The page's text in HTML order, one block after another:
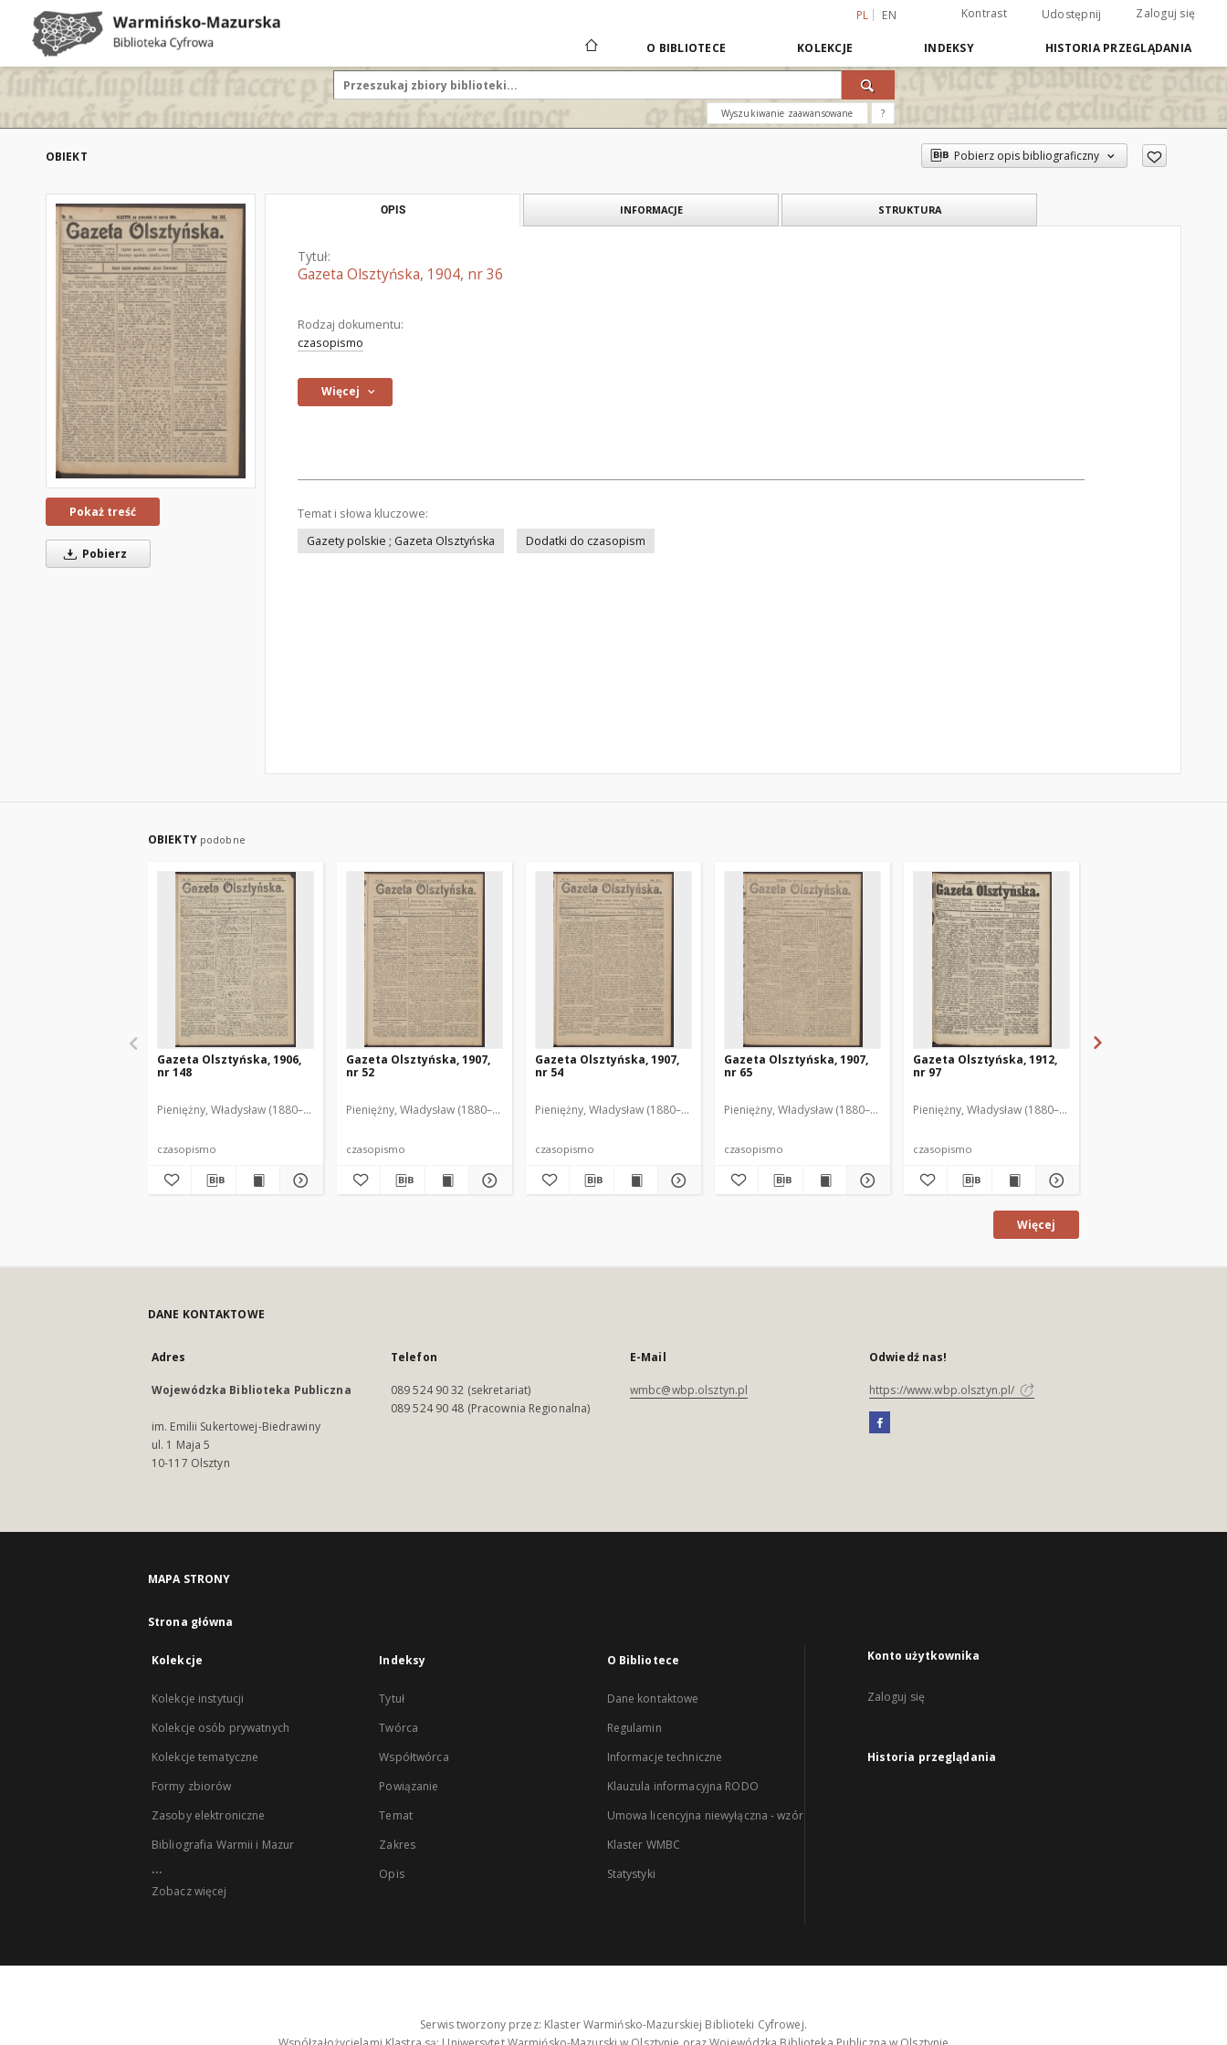
PL EN Kontrast Udostępnij Zaloguj się
O BIBLIOTECE KOLEKCJE INDEKSY HISTORIA PRZEGLĄDANIA
Wyszukiwanie zaawansowane ?
OBIEKT Pobierz opis bibliograficzny
Pokaż treść
Pobierz
OPIS INFORMACJE STRUKTURA
Tytuł:
Gazeta Olsztyńska, 1904, nr 36
Rodzaj dokumentu:
czasopismo
Więcej
Temat i słowa kluczowe:
Gazety polskie ; Gazeta Olsztyńska
Dodatki do czasopism
OBIEKTY podobne
Gazeta Olsztyńska, 1906,
nr 148
Pieniężny, Władysław (1880–1940). Red.
czasopismo
Gazeta Olsztyńska, 1907,
nr 52
Pieniężny, Władysław (1880–1940). Red.
czasopismo
Gazeta Olsztyńska, 1907,
nr 54
Pieniężny, Władysław (1880–1940). Red.
czasopismo
Gazeta Olsztyńska, 1907,
nr 65
Pieniężny, Władysław (1880–1940). Red.
czasopismo
Gazeta Olsztyńska, 1912,
nr 97
Pieniężny, Władysław (1880–1940). Red.
czasopismo
Więcej
DANE KONTAKTOWE
Adres
Wojewódzka Biblioteka Publiczna
im. Emilii Sukertowej-Biedrawiny
ul. 1 Maja 5
10-117 Olsztyn
Telefon
089 524 90 32 (sekretariat)
089 524 90 48 (Pracownia Regionalna)
E-Mail
wmbc@wbp.olsztyn.pl
Odwiedź nas!
https://www.wbp.olsztyn.pl/
MAPA STRONY
Strona główna
Kolekcje
Kolekcje instytucji
Kolekcje osób prywatnych
Kolekcje tematyczne
Formy zbiorów
Zasoby elektroniczne
Bibliografia Warmii i Mazur
...
Zobacz więcej
Indeksy
Tytuł
Twórca
Współtwórca
Powiązanie
Temat
Zakres
Opis
O Bibliotece
Dane kontaktowe
Regulamin
Informacje techniczne
Klauzula informacyjna RODO
Umowa licencyjna niewyłączna - wzór
Klaster WMBC
Statystyki
Konto użytkownika
Zaloguj się
Historia przeglądania
Serwis tworzony przez: Klaster Warmińsko-Mazurskiej Biblioteki Cyfrowej.